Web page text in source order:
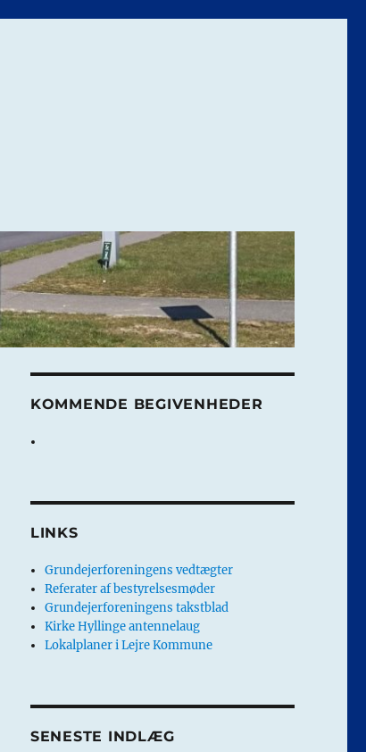
KOMMENDE BEGIVENHEDER
LINKS
Grundejerforeningens vedtægter
Referater af bestyrelsesmøder
Grundejerforeningens takstblad
Kirke Hyllinge antennelaug
Lokalplaner i Lejre Kommune
SENESTE INDLÆG